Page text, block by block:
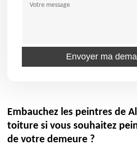
Embauchez les peintres de
toiture si vous souhaitez
de votre demeure ?